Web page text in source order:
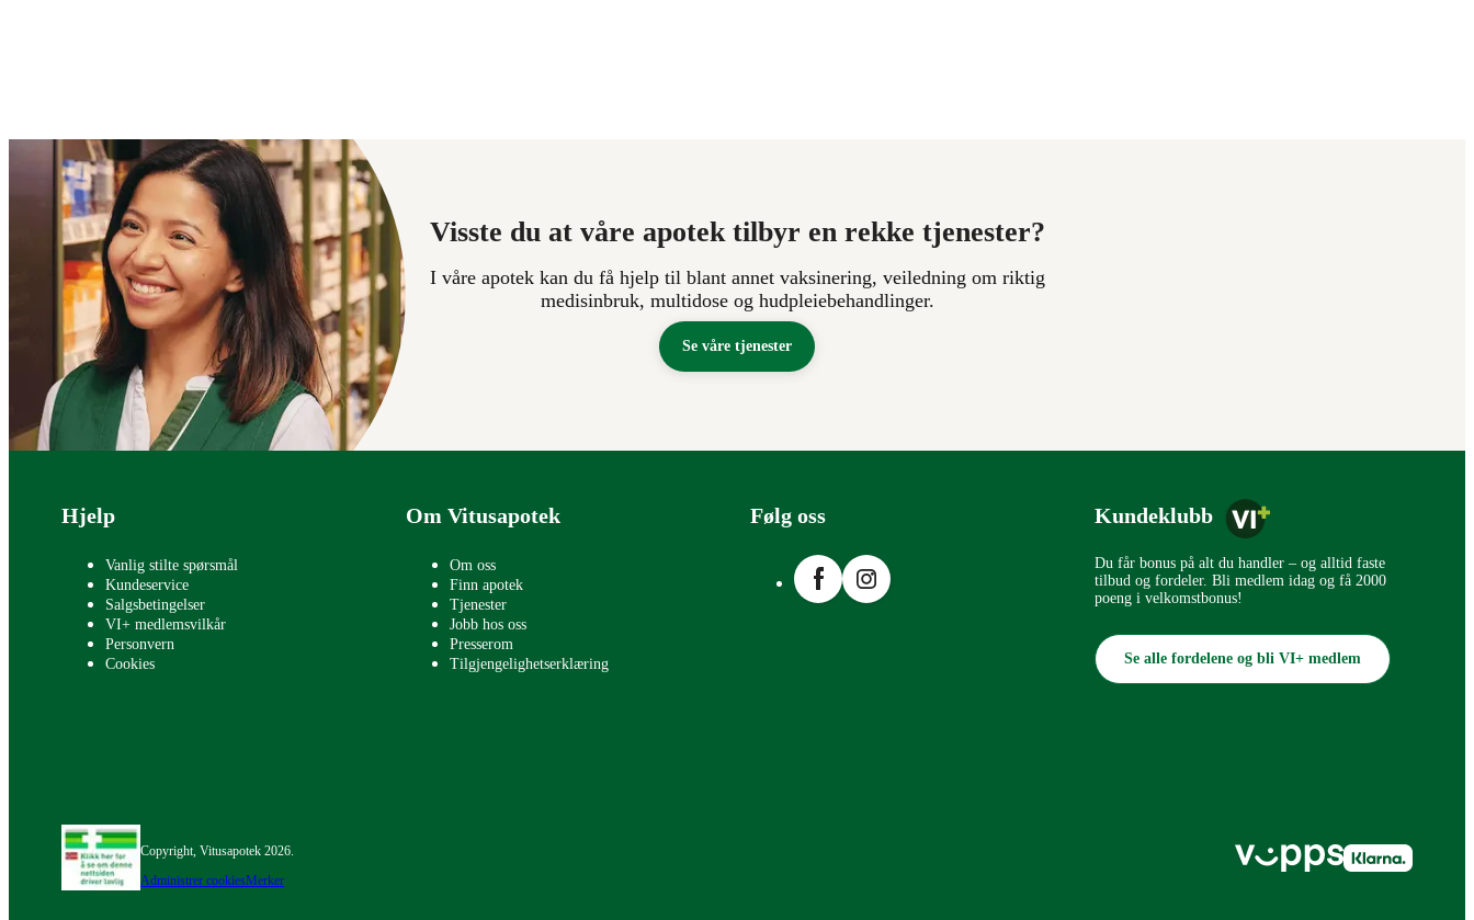
Visste du at våre apotek tilbyr en rekke tjenester?
I våre apotek kan du få hjelp til blant annet vaksinering, veiledning om riktig
medisinbruk, multidose og hudpleiebehandlinger.
Se våre tjenester
Bunntekst
Hjelp
Vanlig stilte spørsmål
Kundeservice
Salgsbetingelser
VI+ medlemsvilkår
Personvern
Cookies
Om Vitusapotek
Om oss
Finn apotek
Tjenester
Jobb hos oss
Presserom
Tilgjengelighetserklæring
Følg oss
FacebookInstagram
Kundeklubb
Du får bonus på alt du handler – og alltid faste
tilbud og fordeler. Bli medlem idag og få 2000
poeng i velkomstbonus!
Se alle fordelene og bli VI+ medlem
Copyright, Vitusapotek 2026.
Administrer cookiesMerker